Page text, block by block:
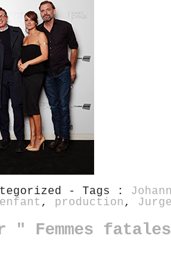
- Tags :
, production ,
" Femmes